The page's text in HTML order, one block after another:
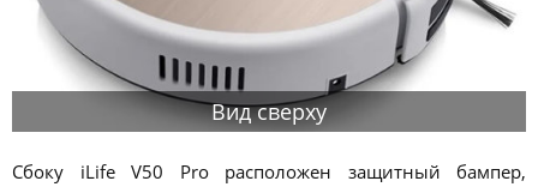
Вид сверху
Сбоку iLife V50 Pro расположен защитный бампер,